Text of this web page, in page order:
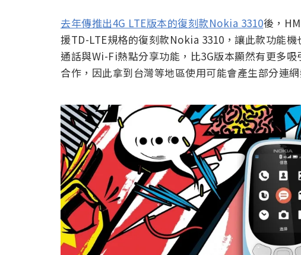
去年傳推出4G LTE版本的復刻款Nokia 3310後，
援TD-LTE規格的復刻款Nokia 3310，讓此款功能
通話與Wi-Fi熱點分享功能，比3G版本顯然有更多
合作，因此拿到台灣等地區使用可能會產生部分連